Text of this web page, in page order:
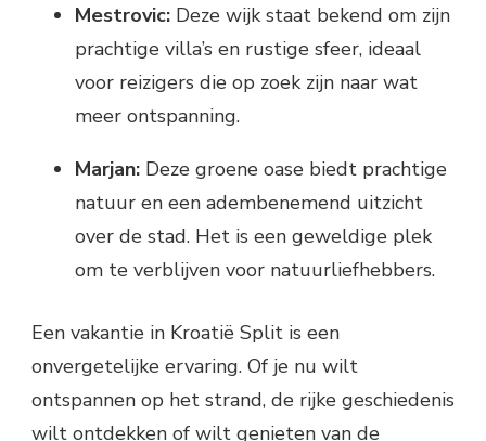
Mestrovic: Deze wijk staat bekend om zijn
prachtige villa’s en rustige sfeer, ideaal
voor reizigers die op zoek zijn naar wat
meer ontspanning.
Marjan: Deze groene oase biedt prachtige
natuur en een adembenemend uitzicht
over de stad. Het is een geweldige plek
om te verblijven voor natuurliefhebbers.
Een vakantie in Kroatië Split is een
onvergetelijke ervaring. Of je nu wilt
ontspannen op het strand, de rijke geschiedenis
wilt ontdekken of wilt genieten van de